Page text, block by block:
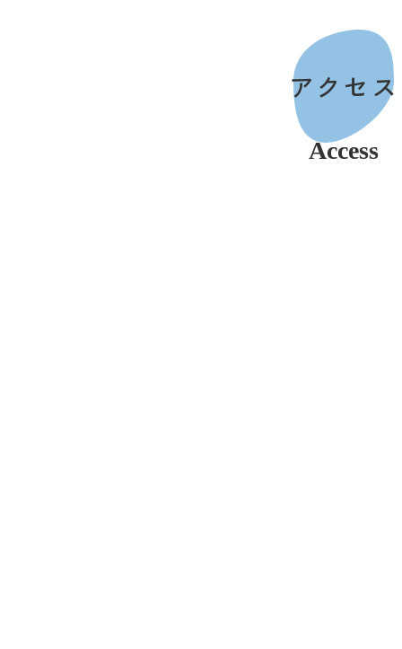
アクセス
Access